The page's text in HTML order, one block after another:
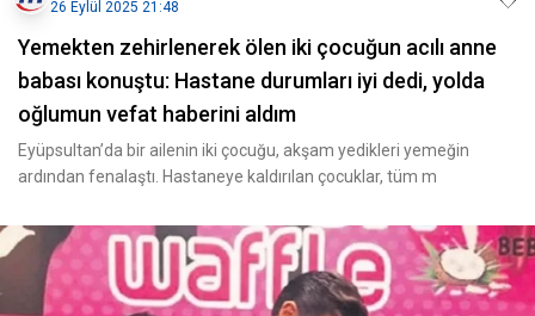
26 Eylül 2025 21:48
Yemekten zehirlenerek ölen iki çocuğun acılı anne
babası konuştu: Hastane durumları iyi dedi, yolda
oğlumun vefat haberini aldım
Eyüpsultan’da bir ailenin iki çocuğu, akşam yedikleri yemeğin
ardından fenalaştı. Hastaneye kaldırılan çocuklar, tüm m